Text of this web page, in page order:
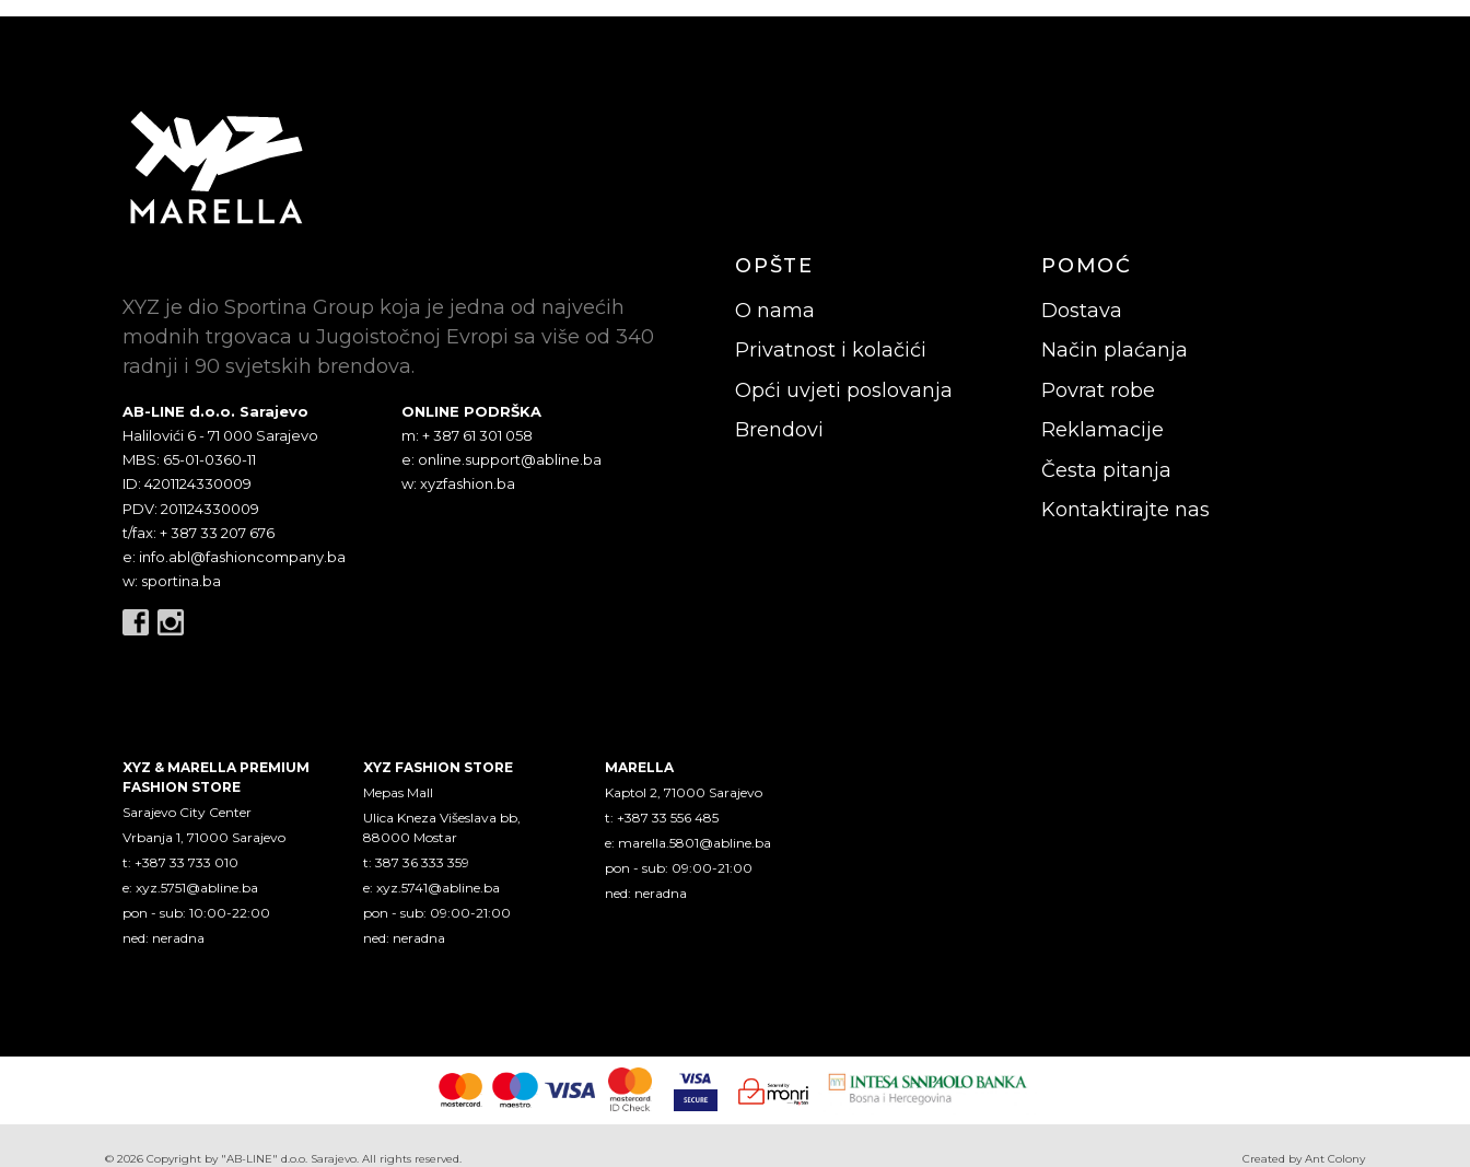
XYZ je dio Sportina Group koja je jedna od najvećih
modnih trgovaca u Jugoistočnoj Evropi sa više od 340
radnji i 90 svjetskih brendova.
AB-LINE d.o.o. Sarajevo
Halilovići 6 - 71 000 Sarajevo
MBS: 65-01-0360-11
ID: 4201124330009
PDV: 201124330009
t/fax: + 387 33 207 676
e: info.abl@fashioncompany.ba
w: sportina.ba
ONLINE PODRŠKA
m: + 387 61 301 058
e: online.support@abline.ba
w: xyzfashion.ba
OPŠTE
O nama
Privatnost i kolačići
Opći uvjeti poslovanja
Brendovi
POMOĆ
Dostava
Način plaćanja
Povrat robe
Reklamacije
Česta pitanja
Kontaktirajte nas
XYZ & MARELLA PREMIUM
FASHION STORE
Sarajevo City Center
Vrbanja 1, 71000 Sarajevo
t: +387 33 733 010
e: xyz.5751@abline.ba
pon - sub: 10:00-22:00
ned: neradna
XYZ FASHION STORE
Mepas Mall
Ulica Kneza Višeslava bb,
88000 Mostar
t: 387 36 333 359
e:xyz.5741@abline.ba
pon - sub: 09:00-21:00
ned: neradna
MARELLA
Kaptol 2, 71000 Sarajevo
t: +387 33 556 485
e: marella.5801@abline.ba
pon - sub: 09:00-21:00
ned: neradna
© 2026 Copyright by "AB-LINE" d.o.o. Sarajevo. All rights reserved. Created by Ant Colony